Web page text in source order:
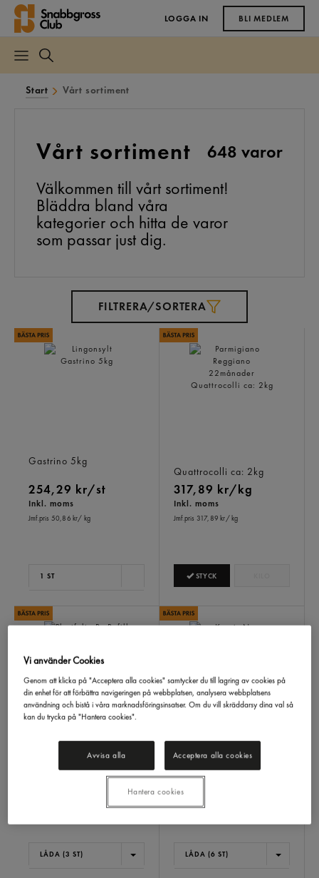
LOGGA IN BLI MEDLEM
Start Vårt sortiment
Vårt sortiment
648 varor
Välkommen till vårt sortiment!
Bläddra bland våra
kategorier och hitta de varor
som passar just dig.
FILTRERA/SORTERA
Gastrino 5kg
254,29 kr/st
Inkl. moms
Jmf.pris 50,86 kr/ kg
1 ST
Quattrocolli ca: 2kg
317,89 kr/kg
Inkl. moms
Jmf.pris 317,89 kr/ kg
STYCK
44cmx300m
277,13 kr/låda
LÅDA (3 ST)
Gastrino900/600g
463,64 kr/låda
Inkl. moms
Jmf.pris 128,79 kr
LÅDA (6 ST)
Vi använder Cookies
Genom att klicka på "Acceptera alla cookies" samtycker du till lagring av cookies på
din enhet för att förbättra navigeringen på webbplatsen, analysera webbplatsens
användning och bistå i våra marknadsföringsinsatser. Om du vill skräddarsy dina val så
kan du trycka på "Hantera cookies".
Avvisa alla Acceptera alla cookies
Hantera cookies